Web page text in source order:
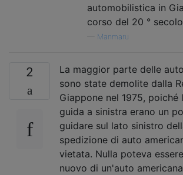
automobilistica in
corso del 20 ° secolo
Manmaru
2
La maggior parte delle
sono state demolite dalla
Giappone nel 1975, poiché
guida a sinistra erano un
guidare sul lato sinistro
spedizione di auto
vietata. Nulla poteva
nuovo di un'auto